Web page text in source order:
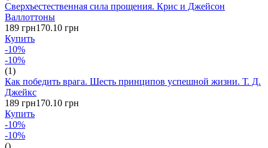
Сверхъестественная сила прощения. Крис и Джейсон
Валлоттоны
189 грн170.10 грн
Купить
-10%
-10%
(1)
Как победить врага. Шесть принципов успешной жизни. Т. Д.
Джейкс
189 грн170.10 грн
Купить
-10%
-10%